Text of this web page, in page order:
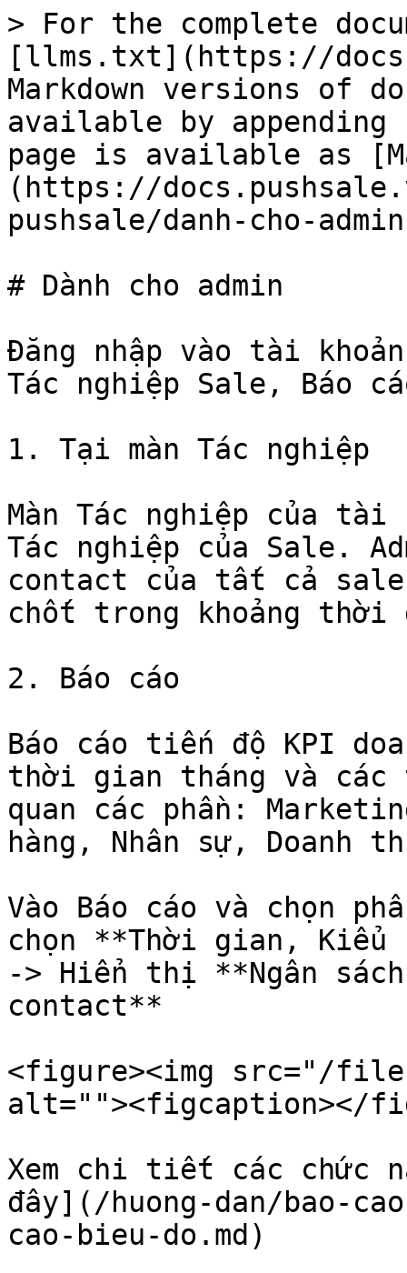
> For the complete
[llms.txt](https://
Markdown versions of
available by
page is available as
(https://
pushsale/danh-cho-
# Dành cho admin
Đăng nhập vào tài
Tác nghiệp Sale, Báo
1. Tại màn Tác nghiệp
Màn Tác nghiệp của tài
Tác nghiệp của Sale.
contact của tất cả sale
chốt trong khoảng thời
2. Báo cáo
Báo cáo tiến độ KPI
thời gian tháng và
quan các phần:
hàng, Nhân sự, Doanh
Vào Báo cáo và chọn
chọn **Thời gian,
-> Hiển thị **Ngân
contact**
<figure><img src="/files/
alt=""><figcaption></
Xem chi tiết các chức
đây](/huong-dan/bao-
cao-bieu-do.md)